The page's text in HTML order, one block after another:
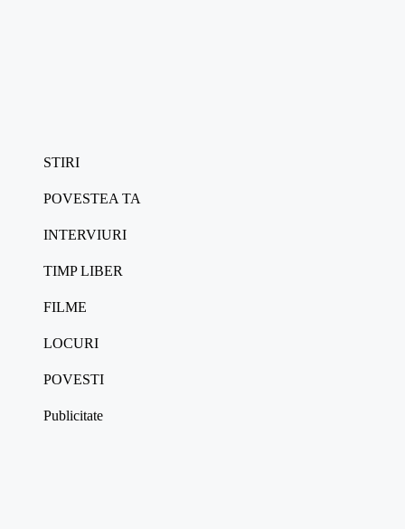
STIRI
POVESTEA TA
INTERVIURI
TIMP LIBER
FILME
LOCURI
POVESTI
Publicitate